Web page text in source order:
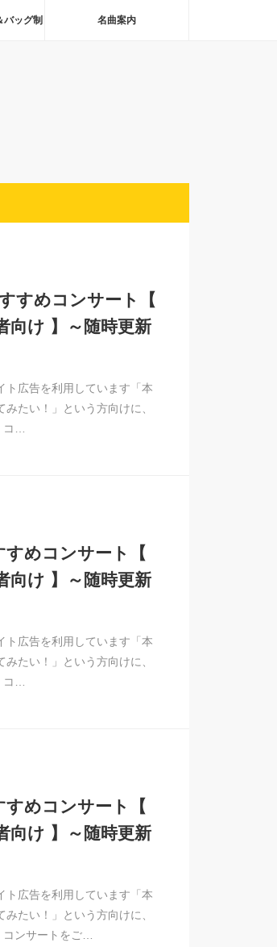
バッグ制 名曲案内
すめコンサート【
向け 】～随時更新
広告を利用しています「本
たい！」という方向けに、
コ…
めコンサート【
向け 】～随時更新
広告を利用しています「本
たい！」という方向けに、
コ…
めコンサート【
向け 】～随時更新
広告を利用しています「本
たい！」という方向けに、
コンサートをご…